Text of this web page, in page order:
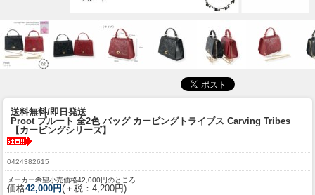
送料無料/即日発送
Proot プルート 全2色 バッグ カービングトライブス Carving Tribes
【カービングシリーズ】
0424382615
メーカー希望小売価格42,000円のところ
価格42,000円(＋税：4,200円)